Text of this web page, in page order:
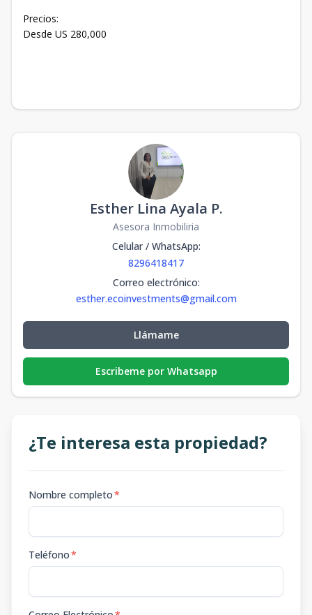
Precios:
Desde US 280,000
Esther Lina Ayala P.
Asesora Inmobiliria
Celular / WhatsApp:
8296418417
Correo electrónico:
esther.ecoinvestments@gmail.com
Llámame
Escribeme por Whatsapp
¿Te interesa esta propiedad?
Nombre completo*
Teléfono*